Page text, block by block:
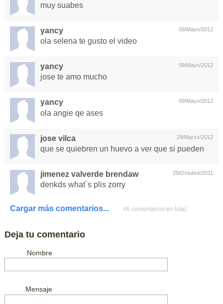
muy suabes
09/Mayo/2012
yancy
ola selena te gusto el video
09/Mayo/2012
yancy
jose te amo mucho
09/Mayo/2012
yancy
ola angie qe ases
29/Marzo/2012
jose vilca
que se quiebren un huevo a ver que si pueden
29/Octubre/2011
jimenez valverde brendaw
denkds what`s plis zorry
Cargar más comentarios... 46 comentarios en total.
Deja tu comentario
Nombre
Mensaje